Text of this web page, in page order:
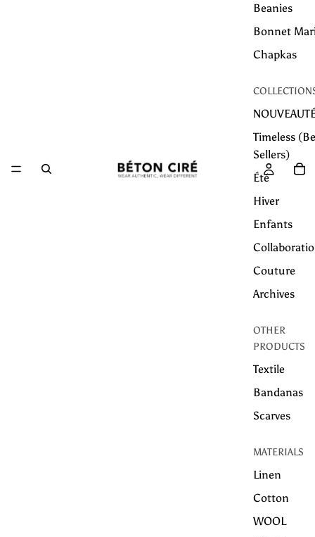
Beanies
Bonnet
Chapkas
Timeless
Sellers)
Été
Hiver
Enfants
Couture
Archives
OTHER
PRODUCTS
Textile
Bandanas
Scarves
MATERIALS
Linen
Cotton
WOOL